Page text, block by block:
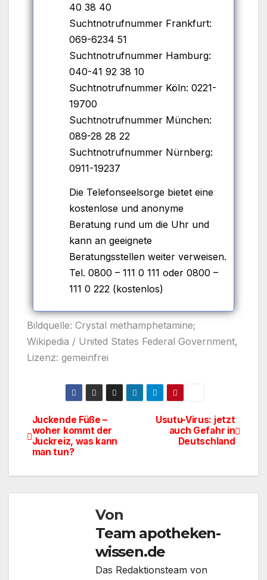
40 38 40
Suchtnotrufnummer Frankfurt:
069-6234 51
Suchtnotrufnummer Hamburg:
040-41 92 38 10
Suchtnotrufnummer Köln: 0221-
19700
Suchtnotrufnummer München:
089-28 28 22
Suchtnotrufnummer Nürnberg:
0911-19237
Die Telefonseelsorge bietet eine
kostenlose und anonyme
Beratung rund um die Uhr und
kann an geeignete
Beratungsstellen weiter verweisen.
Tel. 0800 – 111 0 111 oder 0800 –
111 0 222 (kostenlos)
Bildquelle: Crystal methamphetamine;
Wikipedia / United States Federal Government,
Lizenz: gemeinfrei
Beitragsnavigation
Usutu-Virus: jetzt
auch Gefahr in
Deutschland
Juckende Füße –
woher kommt der
Juckreiz, was kann
man tun?
Von
Team apotheken-
wissen.de
Das Redaktionsteam von